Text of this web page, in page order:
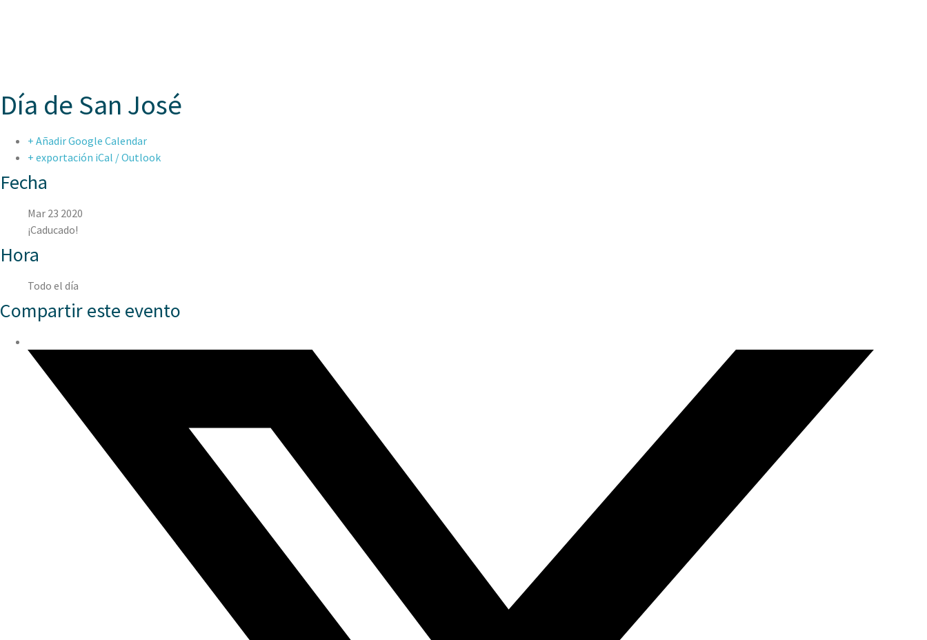
Día de San José
+ Añadir Google Calendar
+ exportación iCal / Outlook
Fecha
Mar 23 2020
¡Caducado!
Hora
Todo el día
Compartir este evento